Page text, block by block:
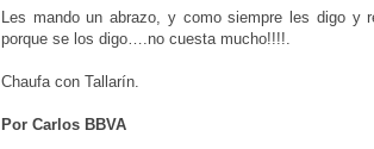
Les mando un abrazo, y como siempre les digo
porque se los digo….no cuesta mucho!!!!.
Chaufa con Tallarín.
Por Carlos BBVA